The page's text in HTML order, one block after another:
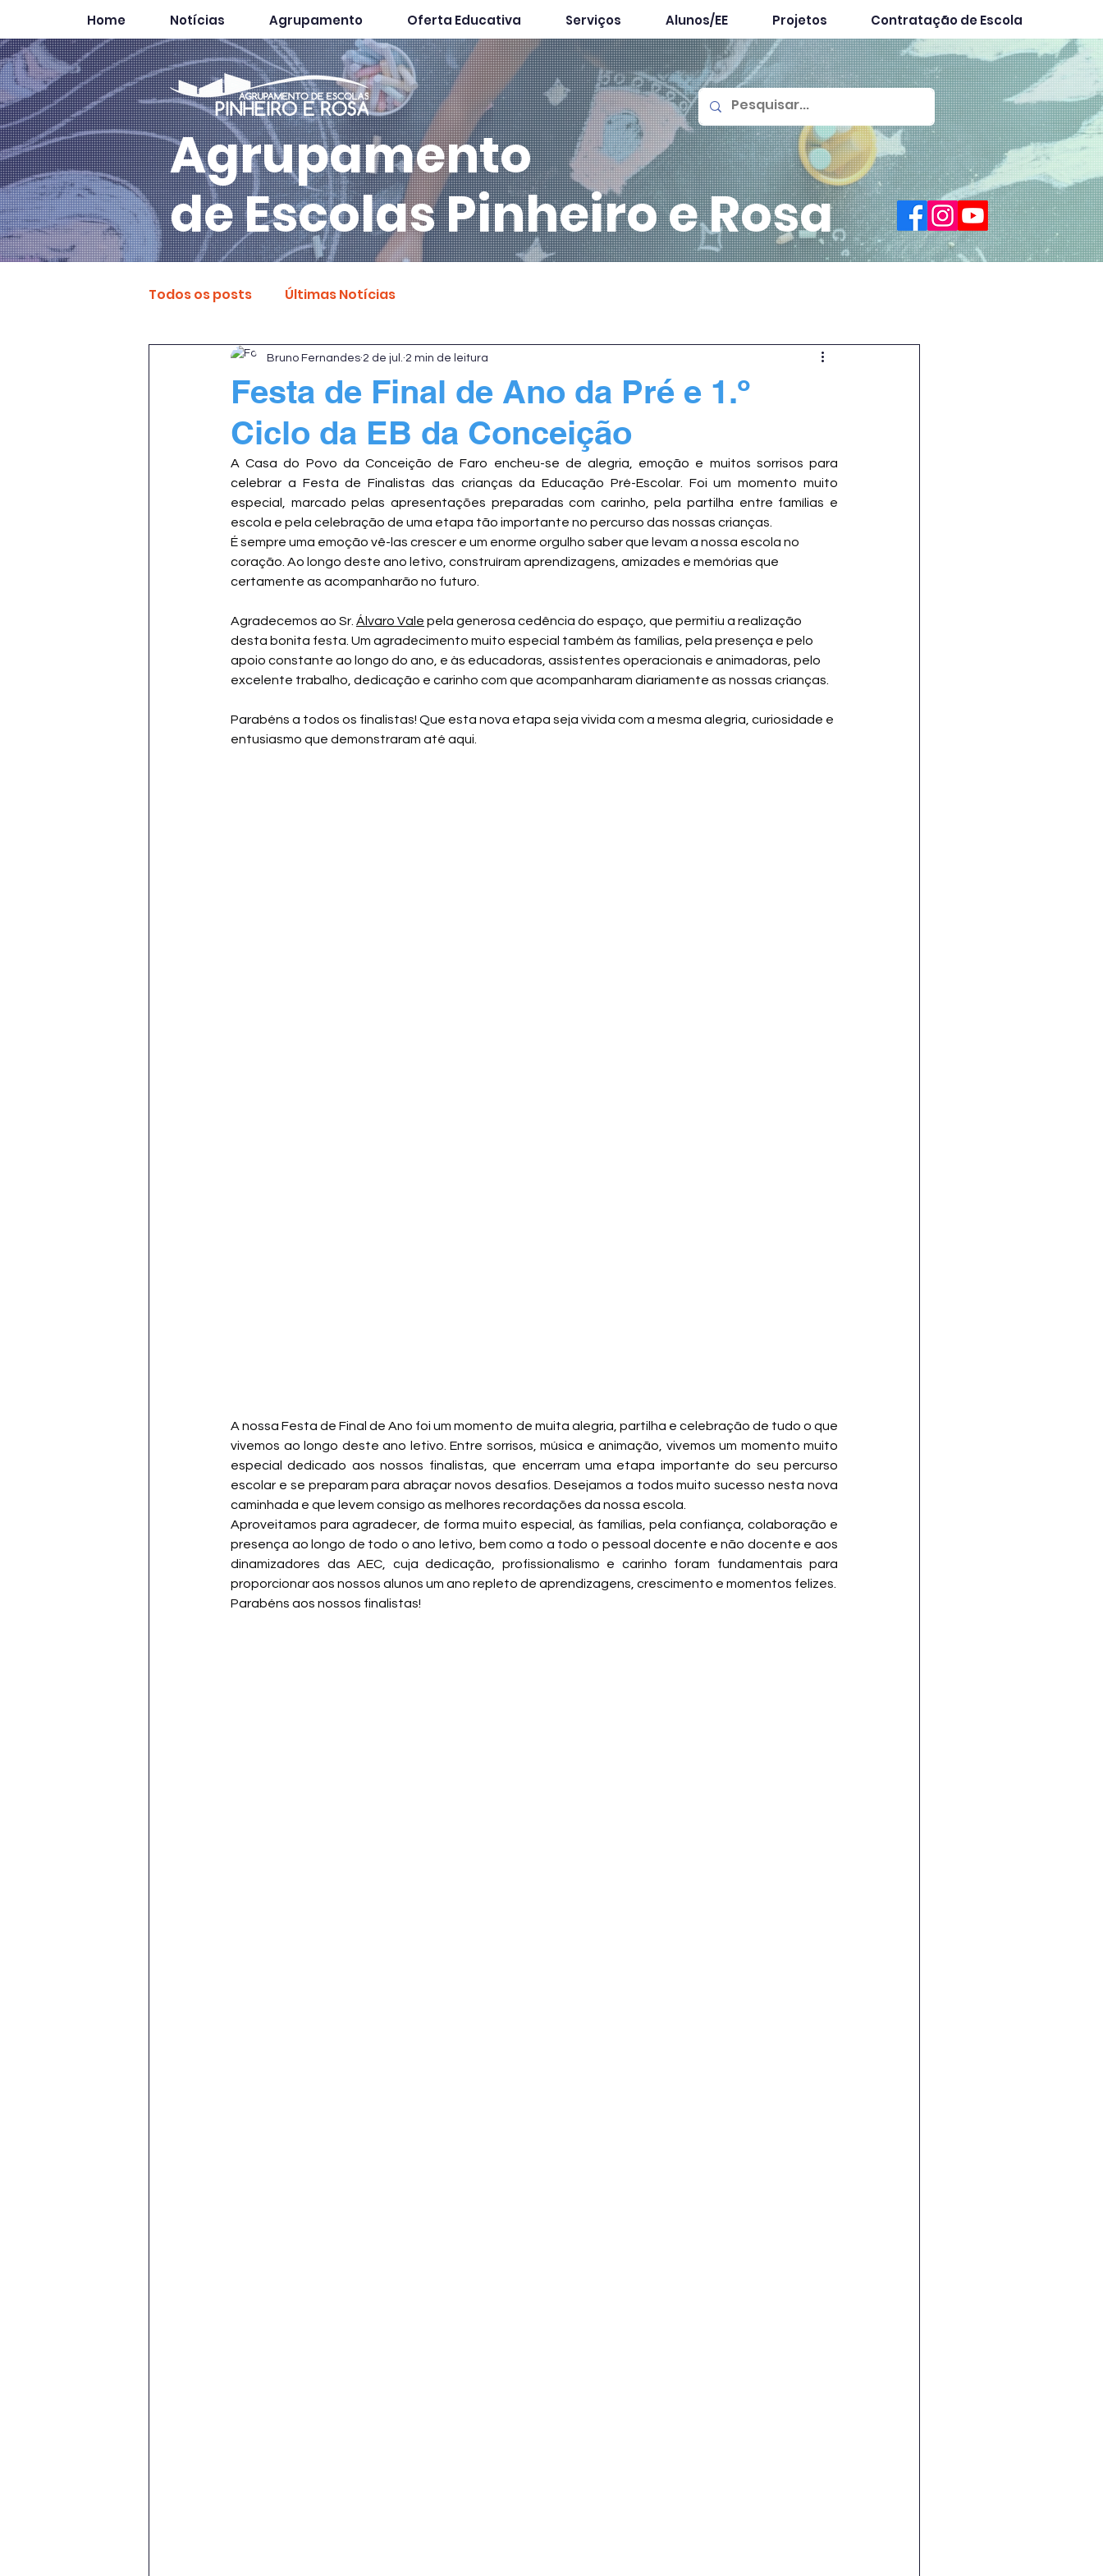
Home Notícias Agrupamento Oferta Educativa Serviços Alunos/EE Projetos Contratação de Escola
Agrupamento
de EscolasPinheiro e Rosa
Todos os posts Últimas Notícias
Festa de Final de Ano da Pré e 1.º
Ciclo da EB da Conceição
Bruno Fernandes 2 de jul. 2 min de leitura
A Casa do Povo da Conceição de Faro encheu-se de alegria, emoção e muitos sorrisos para
celebrar a Festa de Finalistas das crianças da Educação Pré-Escolar. Foi um momento muito
especial, marcado pelas apresentações preparadas com carinho, pela partilha entre famílias e
escola e pela celebração de uma etapa tão importante no percurso das nossas crianças.
É sempre uma emoção vê-las crescer e um enorme orgulho saber que levam a nossa escola no
coração. Ao longo deste ano letivo, construíram aprendizagens, amizades e memórias que
certamente as acompanharão no futuro.
Agradecemos ao Sr. Álvaro Vale pela generosa cedência do espaço, que permitiu a realização
desta bonita festa. Um agradecimento muito especial também às famílias, pela presença e pelo
apoio constante ao longo do ano, e às educadoras, assistentes operacionais e animadoras, pelo
excelente trabalho, dedicação e carinho com que acompanharam diariamente as nossas crianças.
Parabéns a todos os finalistas! Que esta nova etapa seja vivida com a mesma alegria, curiosidade e
entusiasmo que demonstraram até aqui.
A nossa Festa de Final de Ano foi um momento de muita alegria, partilha e celebração de tudo o que
vivemos ao longo deste ano letivo. Entre sorrisos, música e animação, vivemos um momento muito
especial dedicado aos nossos finalistas, que encerram uma etapa importante do seu percurso
escolar e se preparam para abraçar novos desafios. Desejamos a todos muito sucesso nesta nova
caminhada e que levem consigo as melhores recordações da nossa escola.
Aproveitamos para agradecer, de forma muito especial, às famílias, pela confiança, colaboração e
presença ao longo de todo o ano letivo, bem como a todo o pessoal docente e não docente e aos
dinamizadores das AEC, cuja dedicação, profissionalismo e carinho foram fundamentais para
proporcionar aos nossos alunos um ano repleto de aprendizagens, crescimento e momentos felizes.
Parabéns aos nossos finalistas!